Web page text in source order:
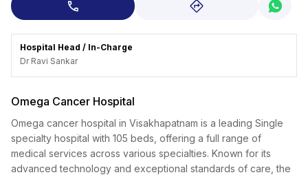
Hospital Head / In-Charge
Dr Ravi Sankar
Omega Cancer Hospital
Omega cancer hospital in Visakhapatnam is a leading Single
specialty hospital with 105 beds, offering a full range of
medical services across various specialties. Known for its
advanced technology and exceptional standards of care, the